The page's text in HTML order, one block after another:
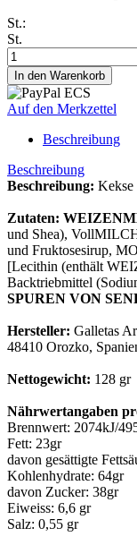
St.:
St.
Auf den Merkzettel
Beschreibung
Beschreibung
Beschreibung: Kekse
Zutaten:
und Shea),
und Fruktosesirup,
[Lecithin (enthält
Backtriebmittel
SPUREN VON
Hersteller: Galletas
48410 Orozko,
Nettogewicht: 128 gr
Nährwertangaben
Brennwert: 2074kJ/
Fett: 23gr
davon gesättigte
Kohlenhydrate: 64gr
davon Zucker: 38gr
Eiweiss: 6,6 gr
Salz: 0,55 gr